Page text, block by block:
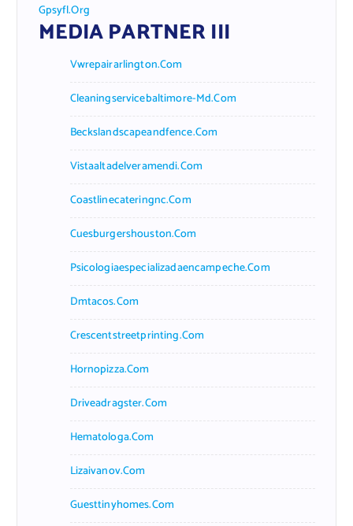
Gpsyfl.org
MEDIA PARTNER III
Vwrepairarlington.com
Cleaningservicebaltimore-Md.com
Beckslandscapeandfence.com
Vistaaltadelveramendi.com
Coastlinecateringnc.com
Cuesburgershouston.com
Psicologiaespecializadaencampeche.com
Dmtacos.com
Crescentstreetprinting.com
Hornopizza.com
Driveadragster.com
Hematologa.com
Lizaivanov.com
Guesttinyhomes.com